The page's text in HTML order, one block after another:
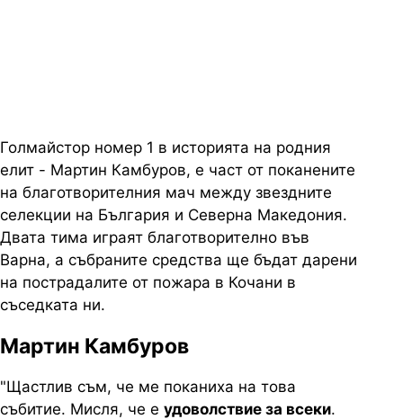
Голмайстор номер 1 в историята на родния
елит - Мартин Камбуров, е част от поканените
на благотворителния мач между звездните
селекции на България и Северна Македония.
Двата тима играят благотворително във
Варна, а събраните средства ще бъдат дарени
на пострадалите от пожара в Кочани в
съседката ни.
Мартин Камбуров
"Щастлив съм, че ме поканиха на това
събитие. Мисля, че е удоволствие за всеки.